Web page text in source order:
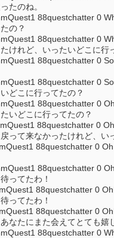
たのね。
88questchatter 0
の？
88questchatter 0
けれど、いったいどこに行
88questchatter 0
88questchatter 0
どこに行ってたの？
88questchatter 0
いどこに行ってたの？
88questchatter 0
って来なかったけれど、い
88questchatter 0
88questchatter 0
ってたわ！
88questchatter 0
ってたわ！
88questchatter 0
なたにまた会えてとても嬉
88questchatter 0